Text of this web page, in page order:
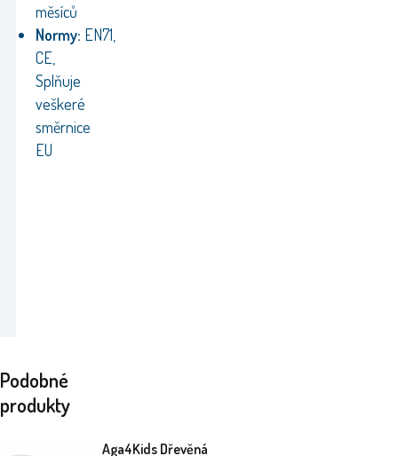
měsíců
Normy: EN71,
CE,
Splňuje
veškeré
směrnice
EU
Podobné
produkty
Aga4Kids Dřevěná